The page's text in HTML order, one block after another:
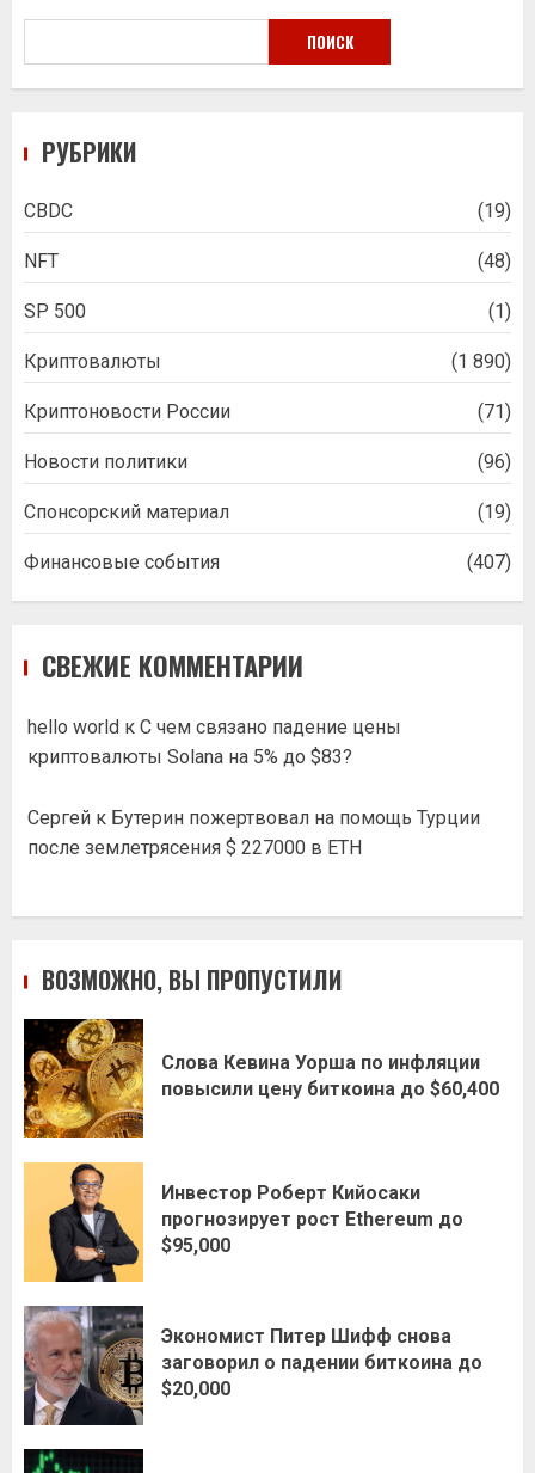
ПОИСК
РУБРИКИ
CBDC (19)
NFT (48)
SP 500 (1)
Криптовалюты (1 890)
Криптоновости России (71)
Новости политики (96)
Спонсорский материал (19)
Финансовые события (407)
СВЕЖИЕ КОММЕНТАРИИ
hello world к С чем связано падение цены
криптовалюты Solana на 5% до $83?
Сергей к Бутерин пожертвовал на помощь Турции
после землетрясения $ 227000 в ETH
ВОЗМОЖНО, ВЫ ПРОПУСТИЛИ
Слова Кевина Уорша по инфляции
повысили цену биткоина до $60,400
Инвестор Роберт Кийосаки
прогнозирует рост Ethereum до
$95,000
Экономист Питер Шифф снова
заговорил о падении биткоина до
$20,000